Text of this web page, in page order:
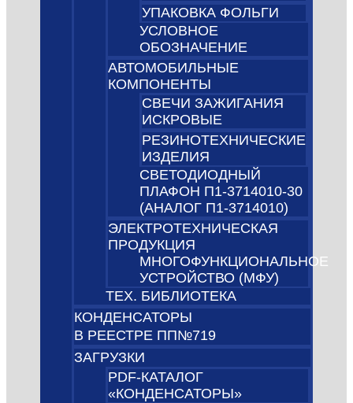
УПАКОВКА ФОЛЬГИ
УСЛОВНОЕ
ОБОЗНАЧЕНИЕ
АВТОМОБИЛЬНЫЕ
КОМПОНЕНТЫ
СВЕЧИ ЗАЖИГАНИЯ
ИСКРОВЫЕ
РЕЗИНОТЕХНИЧЕСКИЕ
ИЗДЕЛИЯ
СВЕТОДИОДНЫЙ
ПЛАФОН П1-3714010-30
(АНАЛОГ П1-3714010)
ЭЛЕКТРОТЕХНИЧЕСКАЯ
ПРОДУКЦИЯ
МНОГОФУНКЦИОНАЛЬНОЕ
УСТРОЙСТВО (МФУ)
ТЕХ. БИБЛИОТЕКА
КОНДЕНСАТОРЫ
В РЕЕСТРЕ ПП№719
ЗАГРУЗКИ
PDF-КАТАЛОГ
«КОНДЕНСАТОРЫ»